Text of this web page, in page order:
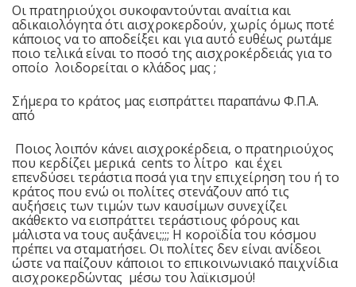
Οι πρατηριούχοι συκοφαντούνται αναίτια και
αδικαιολόγητα ότι αισχροκερδούν, χωρίς όμως ποτέ
κάποιος να το αποδείξει και για αυτό ευθέως ρωτάμε
ποιο τελικά είναι το ποσό της αισχροκέρδειάς για το
οποίο λοιδορείται ο κλάδος μας ;
Σήμερα το κράτος μας εισπράττει παραπάνω Φ.Π.Α.
από
Ποιος λοιπόν κάνει αισχροκέρδεια, ο πρατηριούχος
που κερδίζει μερικά cents το λίτρο και έχει
επενδύσει τεράστια ποσά για την επιχείρηση του ή το
κράτος που ενώ οι πολίτες στενάζουν από τις
αυξήσεις των τιμών των καυσίμων συνεχίζει
ακάθεκτο να εισπράττει τεράστιους φόρους και
μάλιστα να τους αυξάνει;;;; Η κοροϊδία του κόσμου
πρέπει να σταματήσει. Οι πολίτες δεν είναι ανίδεοι
ώστε να παίζουν κάποιοι το επικοινωνιακό παιχνίδια
αισχροκερδώντας μέσω του λαϊκισμού!